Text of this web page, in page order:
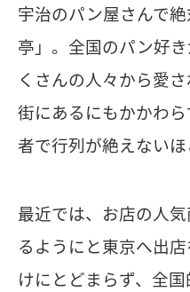
宇治のパン屋さんで
亭」。全国のパン好
くさんの人々から愛
街にあるにもかかわ
者で行列が絶えないほ
最近では、お店の人
るようにと東京へ出
けにとどまらず、全